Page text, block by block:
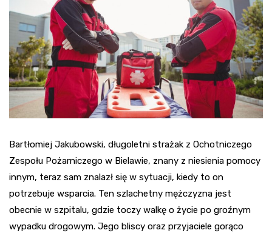
Bartłomiej Jakubowski, długoletni strażak z Ochotniczego
Zespołu Pożarniczego w Bielawie, znany z niesienia pomocy
innym, teraz sam znalazł się w sytuacji, kiedy to on
potrzebuje wsparcia. Ten szlachetny mężczyzna jest
obecnie w szpitalu, gdzie toczy walkę o życie po groźnym
wypadku drogowym. Jego bliscy oraz przyjaciele gorąco